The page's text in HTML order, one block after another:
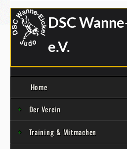
DSC
e.V.
Home
Der Verein
Training & Mitmachen